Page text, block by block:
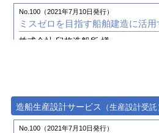
造船業をITで支援する取り組み
援・技術開発～
海上における安全と海洋環境の
No.82（2016年7月 1日発行）
SEA JAPAN 2016 出展報告
No.100（2021年7月10日発行）
ミスゼロを目指す船舶建造に活用
株式会社 臼杵造船所 様
No.98（2020年10月15日発行）
造船業界の近未来のソリューショ
造船生産設計サービス （生産設計受託
No.100（2021年7月10日発行）